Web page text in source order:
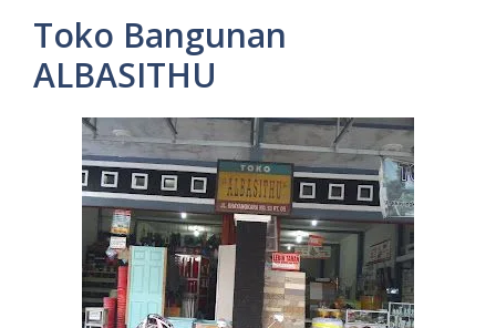
Toko Bangunan
ALBASITHU